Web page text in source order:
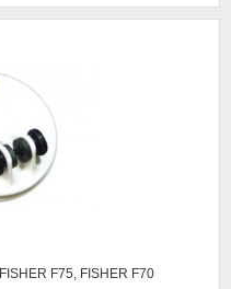
F75, FISHER F70